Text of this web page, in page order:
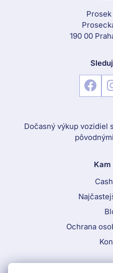
190 00
Dočasný výkup vozidiel
Ochrana